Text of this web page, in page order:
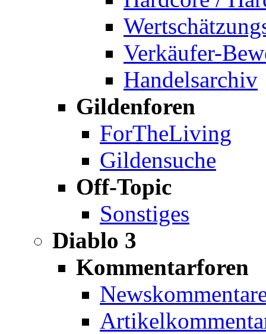
Verkäufer-
Handelsarchiv
Gildenforen
ForTheLiving
Gildensuche
Off-Topic
Sonstiges
Diablo 3
Kommentarforen